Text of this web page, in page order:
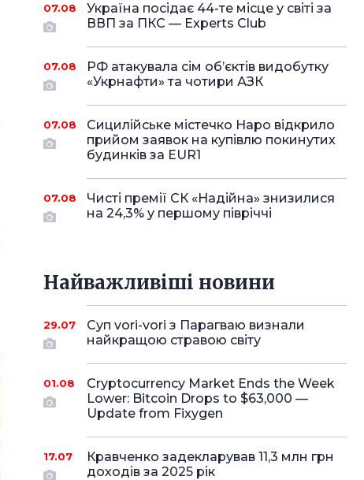
07.08
Україна посідає 44-те місце у світі за
ВВП за ПКС — Experts Club
07.08
РФ атакувала сім об’єктів видобутку
«Укрнафти» та чотири АЗК
07.08
Сицилійське містечко Наро відкрило
прийом заявок на купівлю покинутих
будинків за EUR1
07.08
Чисті премії СК «Надійна» знизилися
на 24,3% у першому півріччі
Найважливіші новини
29.07
Суп vori-vori з Парагваю визнали
найкращою стравою світу
01.08
Cryptocurrency Market Ends the Week
Lower: Bitcoin Drops to $63,000 —
Update from Fixygen
17.07
Кравченко задекларував 11,3 млн грн
доходів за 2025 рік